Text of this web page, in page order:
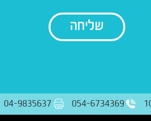
054-6734369
04-9835637